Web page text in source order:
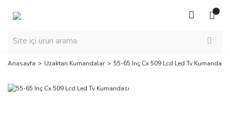
Anasayfa Uzaktan Kumandalar 55-65 Inç Cx 509 Lcd Led Tv Kumandası